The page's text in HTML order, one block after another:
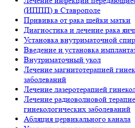
(ИППП) в Ставрополе
Прививка от рака шейки матки
Диагностика и лечение рака
Установка внутриматочной
Введение и установка
Внутриматочный укол
Лечение магнитотерапией
заболеваний
Лечение лазеротерапией
Лечение радиоволновой
гинекологических заболеваний
Абляция цервикального канала